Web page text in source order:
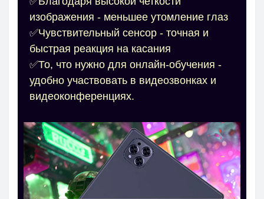
изображения - меньшее утомление глаз
✅Чувствительный сенсор - точная и
быстрая реакция на касания
✅То, что нужно для онлайн-обучения -
удобно участвовать в видеозвонках и
видеоконференциях.